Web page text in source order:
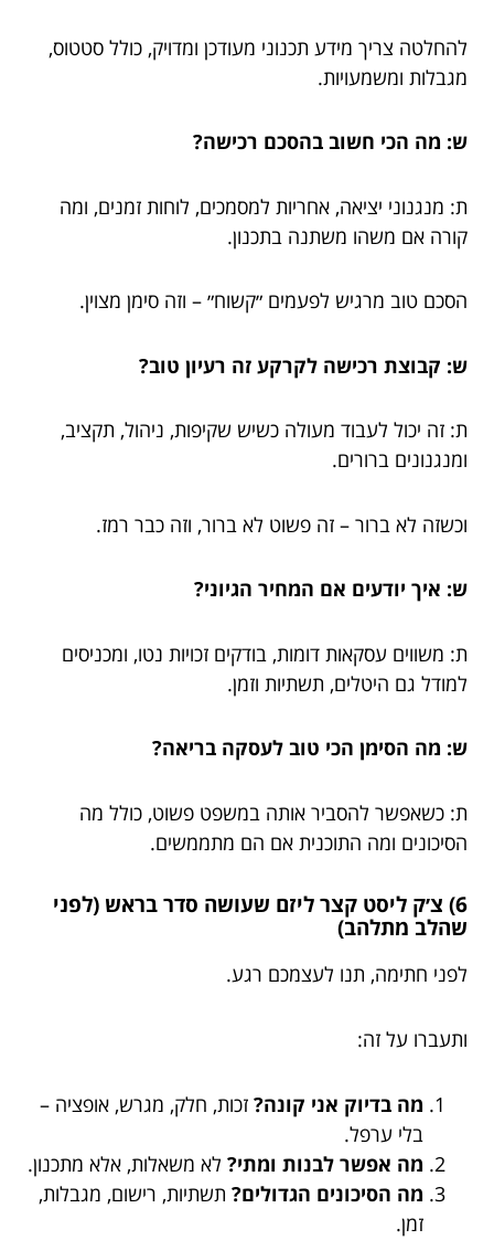
להחלטה צריך מידע תכנוני מעודכן ומדויק, כולל סטטוס,
מגבלות ומשמעויות.
ש: מה הכי חשוב בהסכם רכישה?
ת: מנגנוני יציאה, אחריות למסמכים, לוחות זמנים, ומה
קורה אם משהו משתנה בתכנון.
הסכם טוב מרגיש לפעמים ״קשוח״ – וזה סימן מצוין.
ש: קבוצת רכישה לקרקע זה רעיון טוב?
ת: זה יכול לעבוד מעולה כשיש שקיפות, ניהול, תקציב,
ומנגנונים ברורים.
וכשזה לא ברור – זה פשוט לא ברור, וזה כבר רמז.
ש: איך יודעים אם המחיר הגיוני?
ת: משווים עסקאות דומות, בודקים זכויות נטו, ומכניסים
למודל גם היטלים, תשתיות וזמן.
ש: מה הסימן הכי טוב לעסקה בריאה?
ת: כשאפשר להסביר אותה במשפט פשוט, כולל מה
הסיכונים ומה התוכנית אם הם מתממשים.
6) צ׳ק ליסט קצר ליזם שעושה סדר בראש (לפני
שהלב מתלהב)
לפני חתימה, תנו לעצמכם רגע.
ותעברו על זה:
מה בדיוק אני קונה? זכות, חלק, מגרש, אופציה –
בלי ערפל.
מה אפשר לבנות ומתי? לא משאלות, אלא מתכנון.
מה הסיכונים הגדולים? תשתיות, רישום, מגבלות,
זמן.